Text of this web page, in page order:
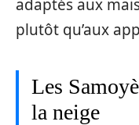
adaptés aux
plutôt qu’aux
Les
la neige